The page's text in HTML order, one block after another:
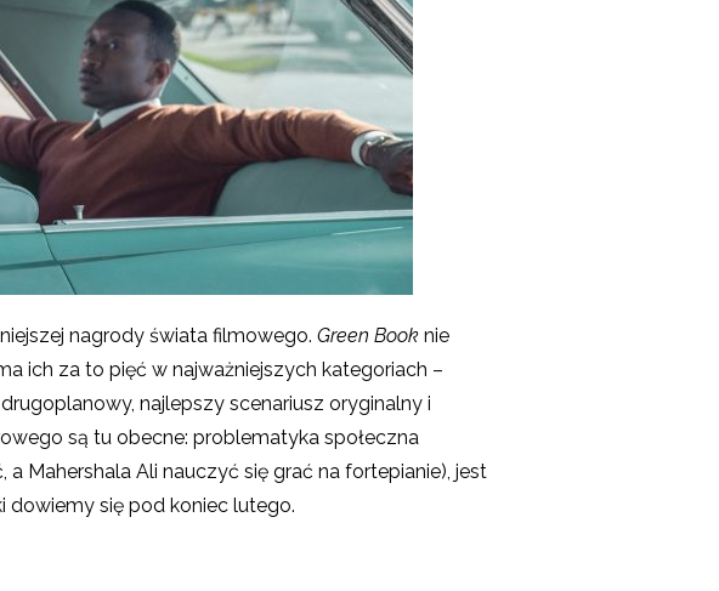
nagrody świata filmowego.Green Book nie
ich za to pięć w najważniejszych kategoriach –
najlepszy scenariusz oryginalny i
są tu obecne: problematyka społeczna
Mahershala Ali nauczyć się grać na fortepianie), jest
dowiemy się pod koniec lutego.